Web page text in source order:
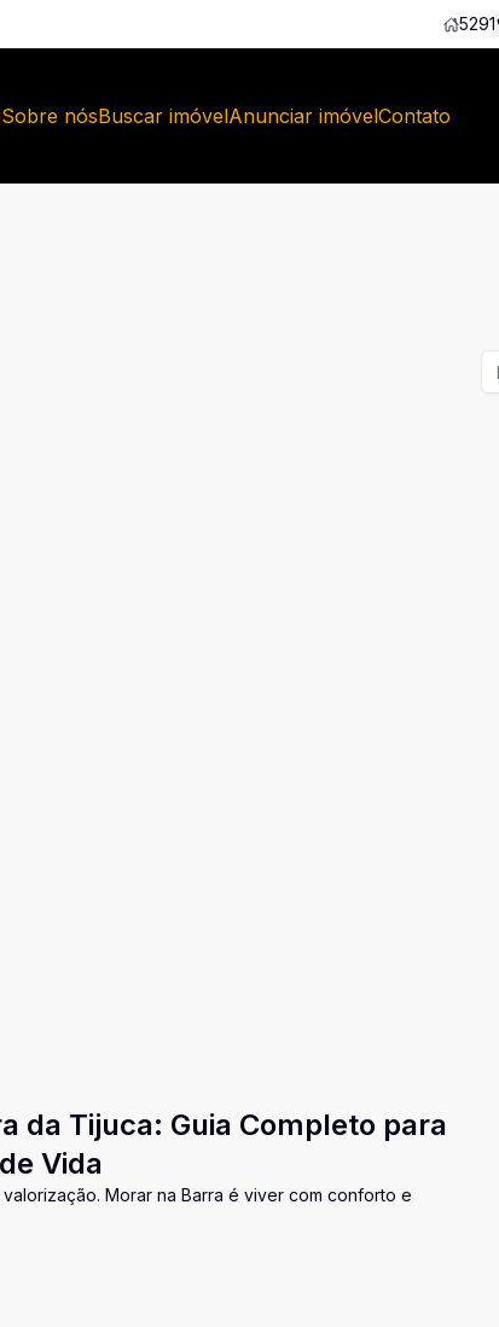
5291
Sobre nósBuscar imóvelAnunciar imóvelContato
da Tijuca: Guia Completo para
Vida
Morar na Barra é viver com conforto e